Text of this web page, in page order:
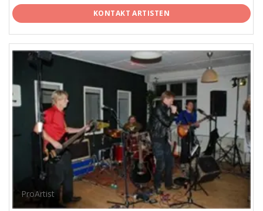
KONTAKT ARTISTEN
ProArtist